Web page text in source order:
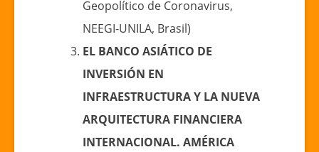
Geopolítico de Coronavirus,
NEEGI-UNILA, Brasil)
EL BANCO ASIÁTICO DE
INVERSIÓN EN
INFRAESTRUCTURA Y LA NUEVA
ARQUITECTURA FINANCIERA
INTERNACIONAL. AMÉRICA